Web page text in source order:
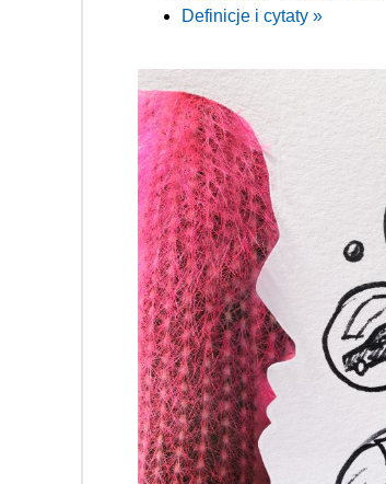
Definicje i cytaty »